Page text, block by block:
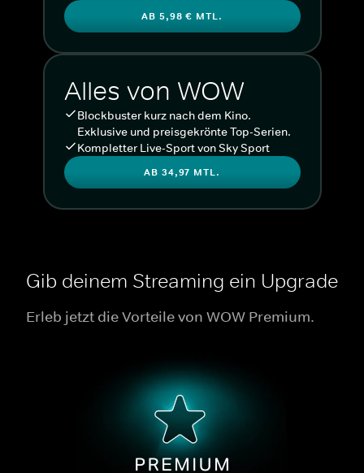
AB 5,98 € MTL.
Alles von WOW
Blockbuster kurz nach dem Kino.
Exklusive und preisgekrönte Top-Serien.
Kompletter Live-Sport von Sky Sport
AB 34,97 MTL.
Gib deinem Streaming ein Upgrade
Erleb jetzt die Vorteile von WOW Premium.